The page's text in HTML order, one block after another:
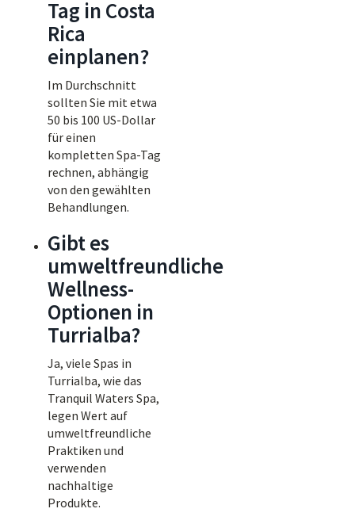
Tag in Costa
Rica
einplanen?
Im Durchschnitt
sollten Sie mit etwa
50 bis 100 US-Dollar
für einen
kompletten Spa-Tag
rechnen, abhängig
von den gewählten
Behandlungen.
Gibt es
umweltfreundliche
Wellness-
Optionen in
Turrialba?
Ja, viele Spas in
Turrialba, wie das
Tranquil Waters Spa,
legen Wert auf
umweltfreundliche
Praktiken und
verwenden
nachhaltige
Produkte.